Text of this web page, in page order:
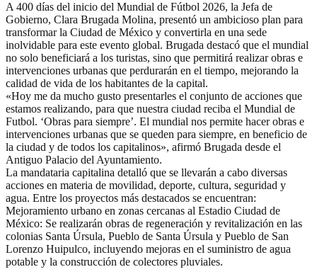
A 400 días del inicio del Mundial de Fútbol 2026, la Jefa de
Gobierno, Clara Brugada Molina, presentó un ambicioso plan para
transformar la Ciudad de México y convertirla en una sede
inolvidable para este evento global. Brugada destacó que el mundial
no solo beneficiará a los turistas, sino que permitirá realizar obras e
intervenciones urbanas que perdurarán en el tiempo, mejorando la
calidad de vida de los habitantes de la capital.
«Hoy me da mucho gusto presentarles el conjunto de acciones que
estamos realizando, para que nuestra ciudad reciba el Mundial de
Futbol. ‘Obras para siempre’. El mundial nos permite hacer obras e
intervenciones urbanas que se queden para siempre, en beneficio de
la ciudad y de todos los capitalinos», afirmó Brugada desde el
Antiguo Palacio del Ayuntamiento.
La mandataria capitalina detalló que se llevarán a cabo diversas
acciones en materia de movilidad, deporte, cultura, seguridad y
agua. Entre los proyectos más destacados se encuentran:
Mejoramiento urbano en zonas cercanas al Estadio Ciudad de
México: Se realizarán obras de regeneración y revitalización en las
colonias Santa Úrsula, Pueblo de Santa Úrsula y Pueblo de San
Lorenzo Huipulco, incluyendo mejoras en el suministro de agua
potable y la construcción de colectores pluviales.